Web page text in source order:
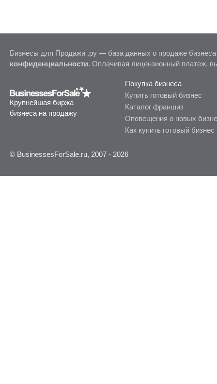
Бизнесы для Продажи .ру — база данных о продаже
конфиденциальности. Оплачивая лицензионный платеж,
Крупнейшая биржа
бизнеса на продажу
Покупка бизнеса
Купить готовый бизнес
Каталог франшиз
Оповещения о новых
Как купить готовый бизнес
© BusinessesForSale.ru, 2007 - 2026